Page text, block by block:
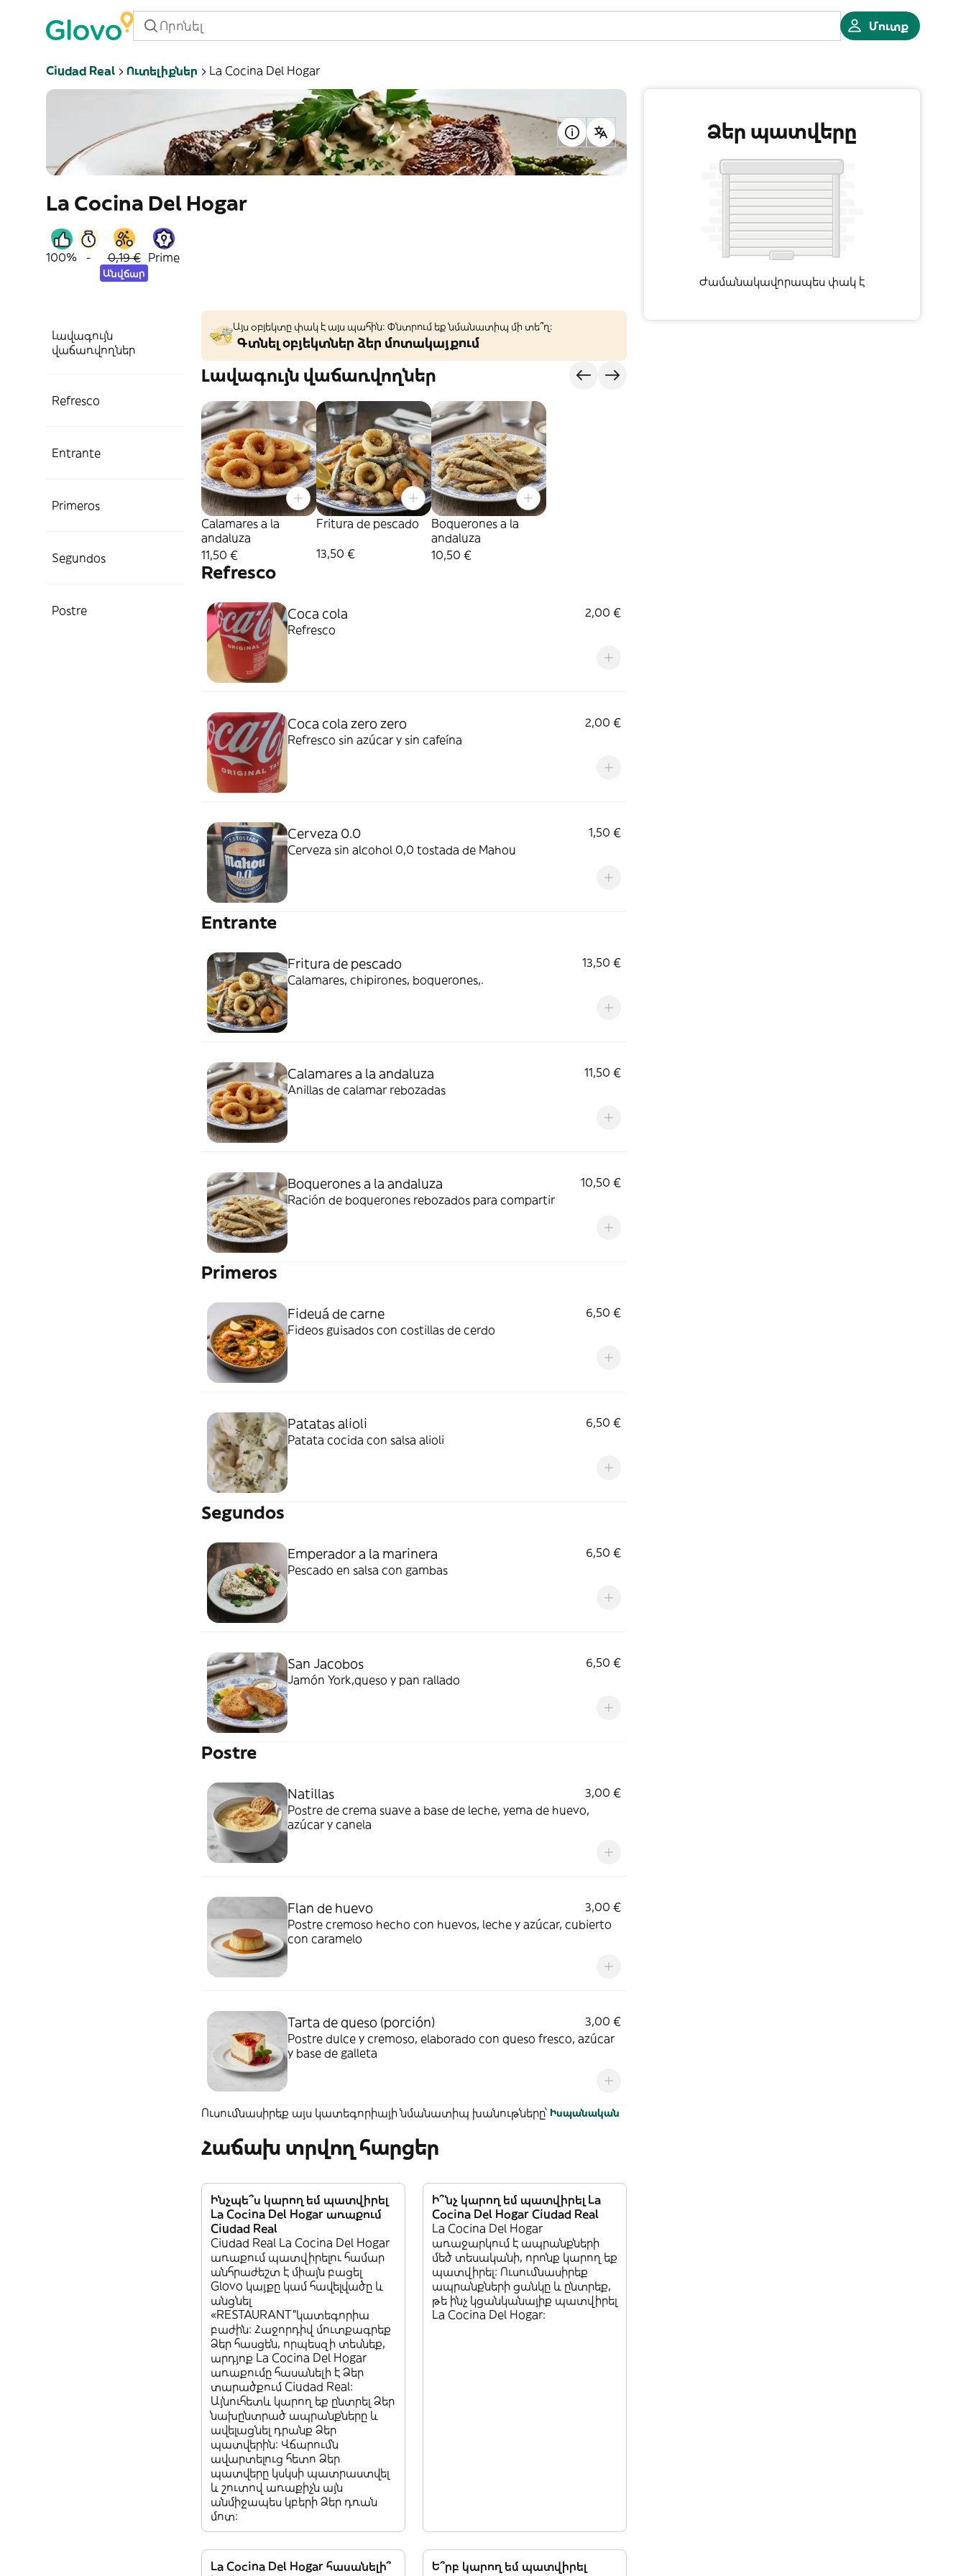
Մուտք
Ciudad Real Ուտելիքներ La Cocina Del Hogar
La Cocina Del Hogar
100% - 0,19 €
Անվճար
Prime
Լավագույն
վաճառվողներ
Refresco
Entrante
Primeros
Segundos
Postre
Այս օբյեկտը փակ է այս պահին: Փնտրում եք նմանատիպ մի տե՞ղ։
Գտնել օբյեկտներ ձեր մոտակայքում
Լավագույն վաճառվողներ
Calamares a la
andaluza
11,50 €
Fritura de pescado
13,50 €
Boquerones a la
andaluza
10,50 €
Refresco
Coca cola
2,00 €
Refresco
Coca cola zero zero
2,00 €
Refresco sin azúcar y sin cafeína
Cerveza 0.0
1,50 €
Cerveza sin alcohol 0,0 tostada de Mahou
Entrante
Fritura de pescado
13,50 €
Calamares, chipirones, boquerones,.
Calamares a la andaluza
11,50 €
Anillas de calamar rebozadas
Boquerones a la andaluza
10,50 €
Ración de boquerones rebozados para compartir
Primeros
Fideuá de carne
6,50 €
Fideos guisados con costillas de cerdo
Patatas alioli
6,50 €
Patata cocida con salsa alioli
Segundos
Emperador a la marinera
6,50 €
Pescado en salsa con gambas
San Jacobos
6,50 €
Jamón York,queso y pan rallado
Postre
Natillas
3,00 €
Postre de crema suave a base de leche, yema de huevo,
azúcar y canela
Flan de huevo
3,00 €
Postre cremoso hecho con huevos, leche y azúcar, cubierto
con caramelo
Tarta de queso (porción)
3,00 €
Postre dulce y cremoso, elaborado con queso fresco, azúcar
y base de galleta
Ուսումնասիրեք այս կատեգորիայի նմանատիպ խանութները՝ Իսպանական
Հաճախ տրվող հարցեր
Ինչպե՞ս կարող եմ պատվիրել
La Cocina Del Hogar առաքում
Ciudad Real
Ciudad Real La Cocina Del Hogar
առաքում պատվիրելու համար
անհրաժեշտ է միայն բացել
Glovo կայքը կամ հավելվածը և
անցնել
«RESTAURANT”կատեգորիա
բաժին: Հաջորդիվ մուտքագրեք
Ձեր հասցեն, որպեսզի տեսնեք,
արդյոք La Cocina Del Hogar
առաքումը հասանելի է Ձեր
տարածքում Ciudad Real:
Այնուհետև կարող եք ընտրել Ձեր
նախընտրած ապրանքները և
ավելացնել դրանք Ձեր
պատվերին: Վճարումն
ավարտելուց հետո Ձեր
պատվերը կսկսի պատրաստվել
և շուտով առաքիչն այն
անմիջապես կբերի Ձեր դռան
մոտ:
Ի՞նչ կարող եմ պատվիրել La
Cocina Del Hogar Ciudad Real
La Cocina Del Hogar
առաջարկում է ապրանքների
մեծ տեսականի, որոնք կարող եք
պատվիրել: Ուսումնասիրեք
ապրանքների ցանկը և ընտրեք,
թե ինչ կցանկանայիք պատվիրել
La Cocina Del Hogar:
La Cocina Del Hogar հասանելի՞
Ե՞րբ կարող եմ պատվիրել
Ձեր պատվերը
Ժամանակավորապես փակ է